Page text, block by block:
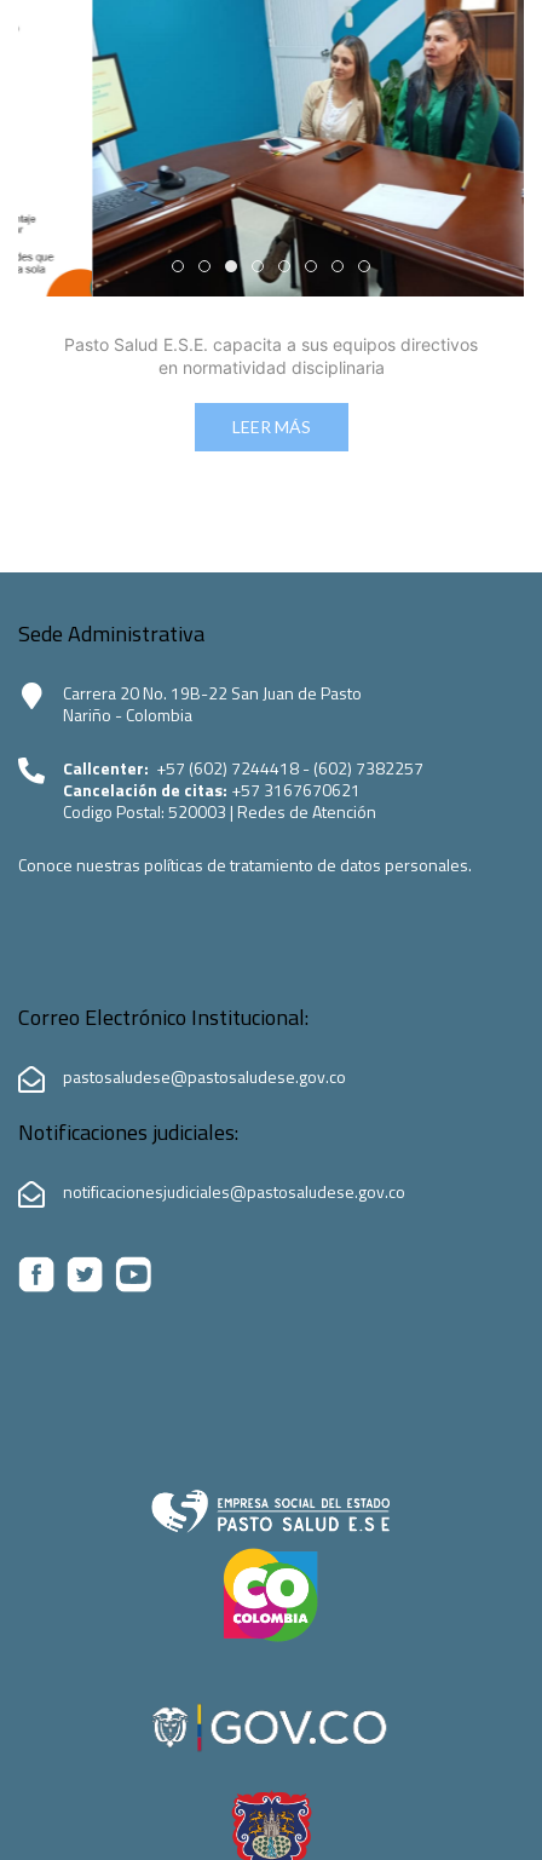
Edicto Emplazatorio a los Afiliados en el Régimen
Pasto Salud ESE lidera gestión institucional
Pasto Salud E.S.E. capacita a sus equipos
Último día para inscripciones en
Viceministro garantiza
Mil pesos que salvan vidas:
Cápsula 18-26 - Reporte
Cápsula 17-26 -
Pasto Salud E.S.E. capacita a sus equipos directivos
en normatividad disciplinaria
LEER MÁS
Sede Administrativa
Carrera 20 No. 19B-22 San Juan de Pasto
Nariño - Colombia
Callcenter: +57 (602) 7244418 - (602) 7382257
Cancelación de citas: +57 3167670621
Codigo Postal:520003 | Redes de Atención
Conoce nuestras políticas de tratamiento de datos personales.
Correo Electrónico Institucional:
pastosaludese@pastosaludese.gov.co
Notificaciones judiciales:
notificacionesjudiciales@pastosaludese.gov.co